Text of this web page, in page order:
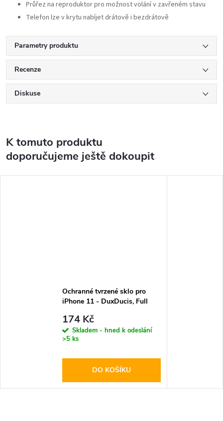
Průřez na reproduktor pro možnost volání v zavřeném stavu
Telefon lze v krytu nabíjet drátově i bezdrátově
Parametry produktu
Recenze
Diskuse
K tomuto produktu
doporučujeme ještě dokoupit
Ochranné tvrzené sklo pro
iPhone 11 - DuxDucis, Full
174 Kč
Skladem - hned k odeslání
>5 ks
DO KOŠÍKU